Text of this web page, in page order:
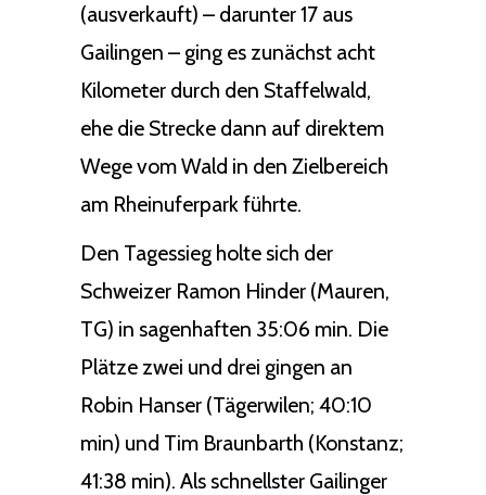
(ausverkauft) – darunter 17 aus
Gailingen – ging es zunächst acht
Kilometer durch den Staffelwald,
ehe die Strecke dann auf direktem
Wege vom Wald in den Zielbereich
am Rheinuferpark führte.
Den Tagessieg holte sich der
Schweizer Ramon Hinder (Mauren,
TG) in sagenhaften 35:06 min. Die
Plätze zwei und drei gingen an
Robin Hanser (Tägerwilen; 40:10
min) und Tim Braunbarth (Konstanz;
41:38 min). Als schnellster Gailinger